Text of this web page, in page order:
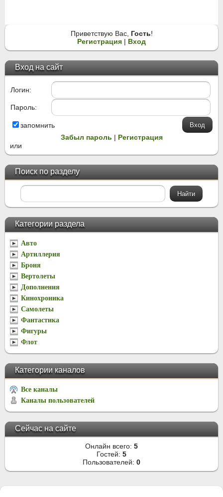
Приветствую Вас, Гость!
Регистрация | Вход
Вход на сайт
Логин:
Пароль:
запомнить
Забыл пароль | Регистрация
или
Поиск по разделу
Категории раздела
Авто
Артиллерия
Броня
Вертолеты
Дополнения
Кинохроника
Самолеты
Фантастика
Фигуры
Флот
Категории каналов
Все каналы
Каналы пользователей
Сейчас на сайте
Онлайн всего: 5
Гостей: 5
Пользователей: 0